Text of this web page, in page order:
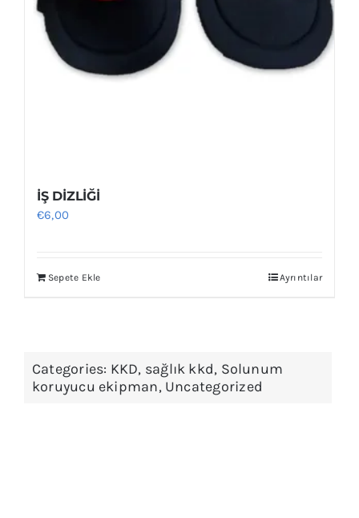
İŞ DİZLİĞİ
€6,00
Sepete Ekle Ayrıntılar
Categories: KKD, sağlık kkd, Solunum
koruyucu ekipman, Uncategorized